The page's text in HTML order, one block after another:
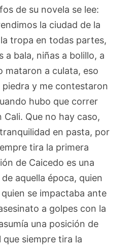
de su novela se lee:
la ciudad de la
tropa en todas partes,
a bala, niñas a bolillo, a
mataron a culata, eso
piedra y me contestaron
hubo que correr
Que no hay caso,
en pasta, por
tira la primera
de Caicedo es una
aquella época, quien
quien se impactaba ante
a golpes con la
una posición de
que siempre tira la